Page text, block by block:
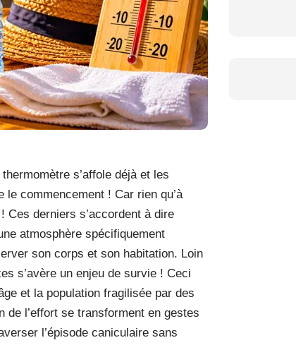
s’affole déjà et les
commencement ! Car rien qu’à
derniers s’accordent à dire
atmosphère spécifiquement
son corps et son habitation. Loin
s’avère un enjeu de survie ! Ceci
et la population fragilisée par des
de l’effort se transforment en gestes
l’épisode caniculaire sans